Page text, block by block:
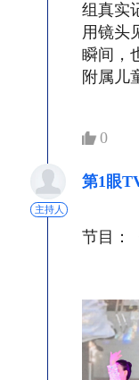
组真实
用镜头
瞬间，
附属儿
0
主持人
第1眼
节目：